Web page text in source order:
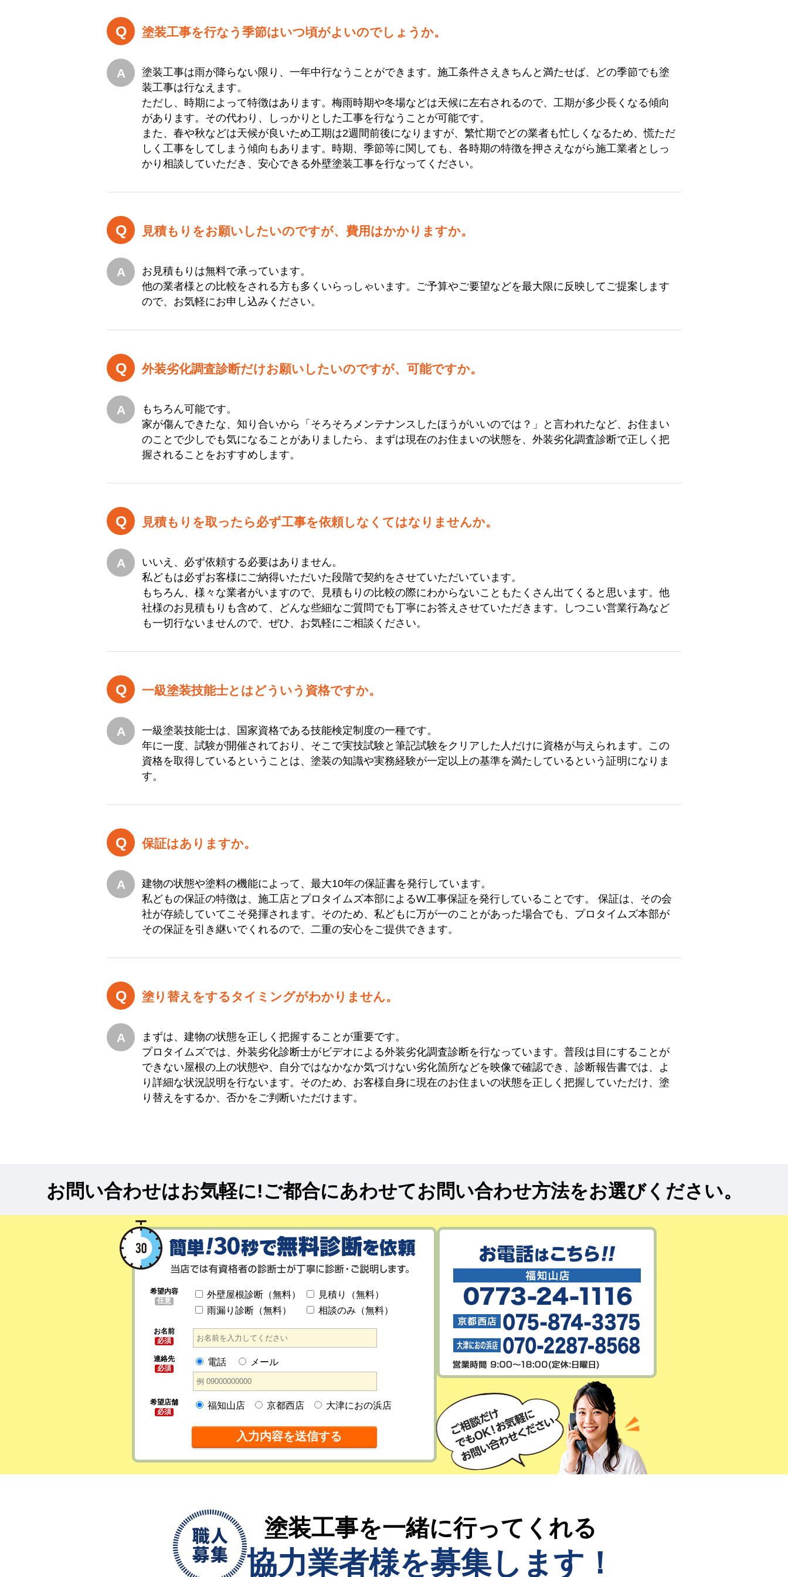
塗装工事を行なう季節はいつ頃がよいのでしょうか。
塗装工事は雨が降らない限り、一年中行なうことができます。施工条件さえきちんと満たせば、どの季節でも塗
装工事は行なえます。
ただし、時期によって特徴はあります。梅雨時期や冬場などは天候に左右されるので、工期が多少長くなる傾向
があります。その代わり、しっかりとした工事を行なうことが可能です。
また、春や秋などは天候が良いため工期は2週間前後になりますが、繁忙期でどの業者も忙しくなるため、慌ただ
しく工事をしてしまう傾向もあります。時期、季節等に関しても、各時期の特徴を押さえながら施工業者としっ
かり相談していただき、安心できる外壁塗装工事を行なってください。
見積もりをお願いしたいのですが、費用はかかりますか。
お見積もりは無料で承っています。
他の業者様との比較をされる方も多くいらっしゃいます。ご予算やご要望などを最大限に反映してご提案します
ので、お気軽にお申し込みください。
外装劣化調査診断だけお願いしたいのですが、可能ですか。
もちろん可能です。
家が傷んできたな、知り合いから「そろそろメンテナンスしたほうがいいのでは？」と言われたなど、お住まい
のことで少しでも気になることがありましたら、まずは現在のお住まいの状態を、外装劣化調査診断で正しく把
握されることをおすすめします。
見積もりを取ったら必ず工事を依頼しなくてはなりませんか。
いいえ、必ず依頼する必要はありません。
私どもは必ずお客様にご納得いただいた段階で契約をさせていただいています。
もちろん、様々な業者がいますので、見積もりの比較の際にわからないこともたくさん出てくると思います。他
社様のお見積もりも含めて、どんな些細なご質問でも丁寧にお答えさせていただきます。しつこい営業行為など
も一切行ないませんので、ぜひ、お気軽にご相談ください。
一級塗装技能士とはどういう資格ですか。
一級塗装技能士は、国家資格である技能検定制度の一種です。
年に一度、試験が開催されており、そこで実技試験と筆記試験をクリアした人だけに資格が与えられます。この
資格を取得しているということは、塗装の知識や実務経験が一定以上の基準を満たしているという証明になりま
す。
保証はありますか。
建物の状態や塗料の機能によって、最大10年の保証書を発行しています。
私どもの保証の特徴は、施工店とプロタイムズ本部によるW工事保証を発行していることです。 保証は、その会
社が存続していてこそ発揮されます。そのため、私どもに万が一のことがあった場合でも、プロタイムズ本部が
その保証を引き継いでくれるので、二重の安心をご提供できます。
塗り替えをするタイミングがわかりません。
まずは、建物の状態を正しく把握することが重要です。
プロタイムズでは、外装劣化診断士がビデオによる外装劣化調査診断を行なっています。普段は目にすることが
できない屋根の上の状態や、自分ではなかなか気づけない劣化箇所などを映像で確認でき、診断報告書では、よ
り詳細な状況説明を行ないます。そのため、お客様自身に現在のお住まいの状態を正しく把握していただけ、塗
り替えをするか、否かをご判断いただけます。
お問い合わせはお気軽に!ご都合にあわせてお問い合わせ方法をお選びください。
希望内容
任意
外壁屋根診断（無料）
見積り（無料）
雨漏り診断（無料）
相談のみ（無料）
お名前
必須
連絡先
必須
電話 メール
希望店舗
必須
福知山店 京都西店 大津におの浜店
塗装工事を一緒に行ってくれる
協力業者様を募集します！